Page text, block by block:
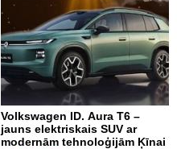
Volkswagen ID. Aura T6 –
jauns elektriskais SUV ar
modernām tehnoloģijām Ķīnai